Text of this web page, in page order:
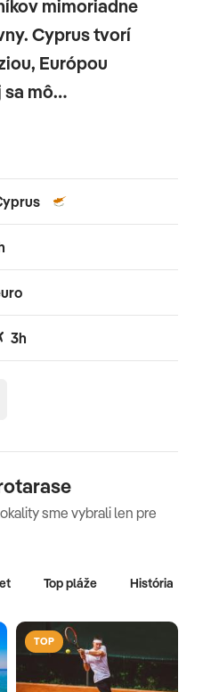
mimoriadne
Cyprus tvorí
Európou
sa mô…
3h
sme vybrali len pre
Top pláže História
TOP